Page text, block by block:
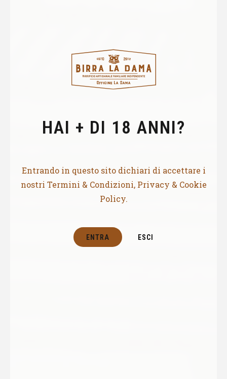
HAI + DI 18 ANNI?
Entrando in questo sito dichiari di accettare i
nostri Termini & Condizioni, Privacy & Cookie
Policy.
ENTRA ESCI